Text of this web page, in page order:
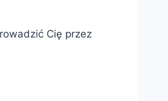
Cię przez